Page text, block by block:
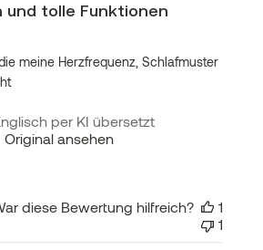
und tolle Funktionen
meine Herzfrequenz, Schlafmuster
per KI übersetzt
Original ansehen
diese Bewertung hilfreich?
1
1